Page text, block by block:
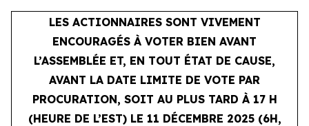
LES ACTIONNAIRES SONT VIVEMENT
ENCOURAGÉS À VOTER BIEN AVANT
L’ASSEMBLÉE ET, EN TOUT ÉTAT DE CAUSE,
AVANT LA DATE LIMITE DE VOTE PAR
PROCURATION, SOIT AU PLUS TARD À 17 H
(HEURE DE L’EST) LE 11 DÉCEMBRE 2025 (6H,